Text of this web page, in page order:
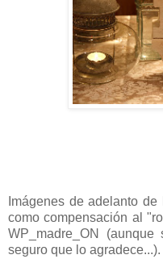
Imágenes de adelanto
como compensación al
WP_madre_ON
seguro que lo agradece...).